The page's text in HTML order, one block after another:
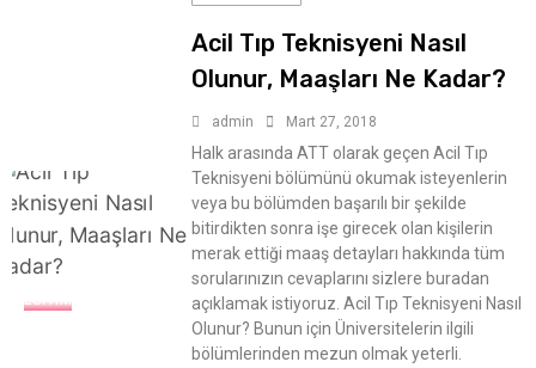
EĞITIM
Acil Tıp Teknisyeni Nasıl
Olunur, Maaşları Ne Kadar?
admin Mart 27, 2018
Halk arasında ATT olarak geçen Acil Tıp
Teknisyeni bölümünü okumak isteyenlerin
veya bu bölümden başarılı bir şekilde
bitirdikten sonra işe girecek olan kişilerin
merak ettiği maaş detayları hakkında tüm
sorularınızın cevaplarını sizlere buradan
açıklamak istiyoruz. Acil Tıp Teknisyeni Nasıl
Olunur? Bunun için Üniversitelerin ilgili
bölümlerinden mezun olmak yeterli.